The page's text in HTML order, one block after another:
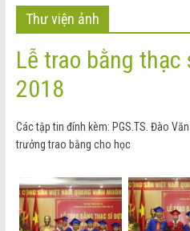
Thư viện ảnh
Lễ trao bằng
2018
Các tập tin đính kèm: PGS.TS. Đào
trưởng trao bằng cho học